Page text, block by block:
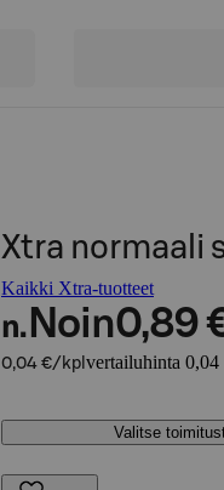
Xtra normaali
Kaikki Xtra-tuotteet
n. Noin0,89
0,04 €/kpl vertailuhinta
Valitse